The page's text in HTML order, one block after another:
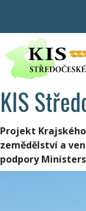
KIS
Projekt
zemědělství a
podpory